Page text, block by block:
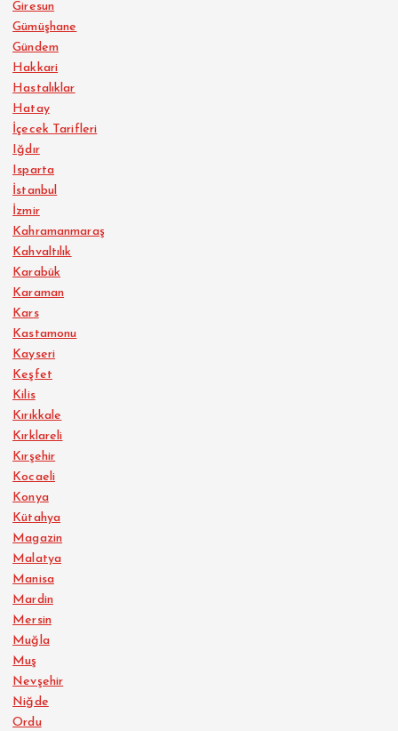
Giresun
Gümüşhane
Gündem
Hakkari
Hastalıklar
Hatay
İçecek Tarifleri
Iğdır
Isparta
İstanbul
İzmir
Kahramanmaraş
Kahvaltılık
Karabük
Karaman
Kars
Kastamonu
Kayseri
Keşfet
Kilis
Kırıkkale
Kırklareli
Kırşehir
Kocaeli
Konya
Kütahya
Magazin
Malatya
Manisa
Mardin
Mersin
Muğla
Muş
Nevşehir
Niğde
Ordu